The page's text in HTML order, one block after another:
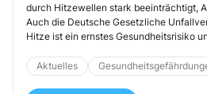
durch Hitzewellen stark beeinträchtigt,
Auch die Deutsche Gesetzliche
Hitze ist ein ernstes Gesundheitsrisiko
verursachen.
Aktuelles